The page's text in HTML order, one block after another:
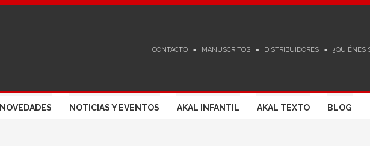
CONTACTO MANUSCRITOS DISTRIBUIDORES ¿QUIÉNES
NOVEDADES NOTICIAS Y EVENTOS AKAL INFANTIL AKAL TEXTO BLOG